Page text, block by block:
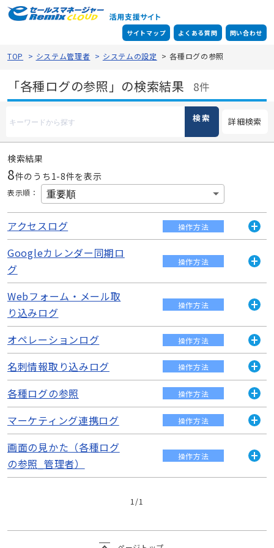
サイトマップ よくある質問 問い合わせ
TOP > システム管理者 > システムの設定 > 各種ログの参照
「各種ログの参照」の検索結果 8件
検索 詳細検索
検索結果
8件のうち1-8件を表示
表示順 ：
操作方法
アクセスログ
開
アクセスログをダウンロードして確認します。 アクセスロ
グには「誰が」「いつ」「どこから」「何件の」顧客デー
タにアクセスしたかが記録されるため、アクセスログを確認
することで顧客データへの不正なア...
続きを読む
操作方法
Googleカレンダー同期ロ
グ
く
Googleカレンダー同期ログをダウンロードして確認しま
す。 Googleカレンダーとの同期 Googleカレンダーの同期
を行っていない場合は...
続きを読む
操作方法
Webフォーム・メール取
り込みログ
く
Webフォーム・メール取り込みログをダウンロードして確
認します。 メール取り込みを行っていない場合は、［各種
ログの参照］画面のログ一覧に［Webフォーム・メール取
り込み...
続きを読む
操作方法
オペレーションログ
開
く
ul { padding-left: 30px; } オペレーションログをダウンロ
ードして確認します。 オペレーションログとは、ユーザー
がeセー...
続きを読む
操作方法
名刺情報取り込みログ
開
く
名刺情報取り込みログをダウンロードして確認します。 名
刺情報取り込み 名刺情報取り込みを行っていない場合は、
［各種ログの参照］画面のログ一覧に...
続きを読む
操作方法
各種ログの参照
開
く
ul { padding-left: 30px; } eセールスマネージャーの各種ロ
グファイルをダウンロードして、システムへのアクセス状況
を確認できます。 例え...
続きを読む
操作方法
マーケティング連携ログ
開
マーケティング連携ログをダウンロードして確認します。
esm marketing連携機能を契約されていない、且つesm
marketingの連携設定が完...
操作方法
画面の見かた（各種ログ
の参照_管理者）
く
面の開きかた 1. メニューの［システムの設定］＞［各種ロ
表示されます...
1 /1